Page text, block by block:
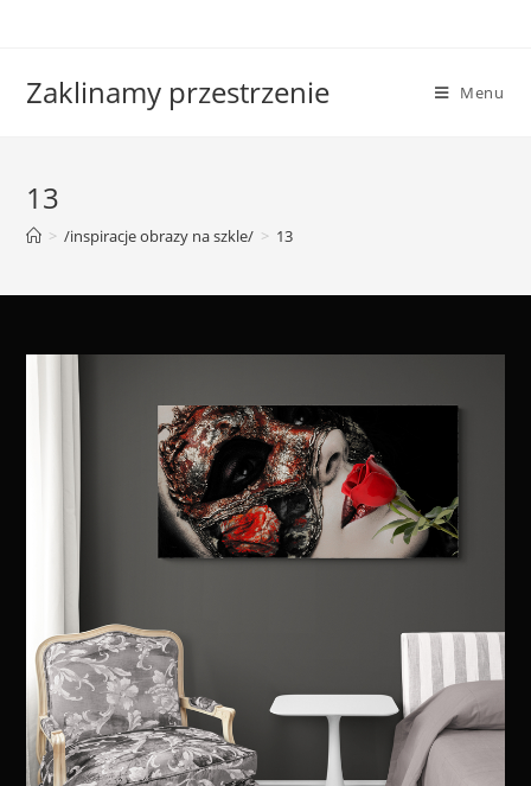
Zaklinamy przestrzenie Menu
13
> /inspiracje obrazy na szkle/ > 13